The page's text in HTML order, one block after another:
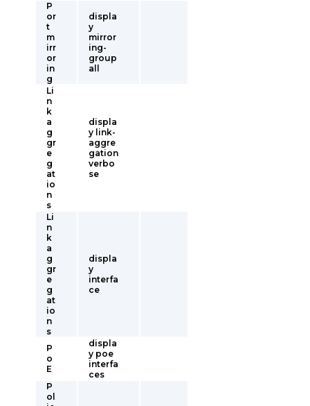
P
or
t
m
irr
or
in
g
displa
y
mirror
ing-
group
all
Li
n
k
a
g
gr
e
g
at
io
n
s
displa
y link-
aggre
gation
verbo
se
Li
n
k
a
g
gr
e
g
at
io
n
s
displa
y
interfa
ce
P
o
E
displa
y poe
interfa
ces
P
ol